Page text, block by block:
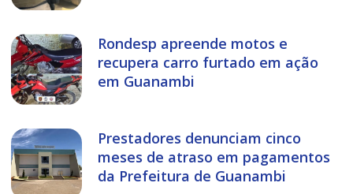
Rondesp apreende motos e
recupera carro furtado em ação
em Guanambi
Prestadores denunciam cinco
meses de atraso em pagamentos
da Prefeitura de Guanambi